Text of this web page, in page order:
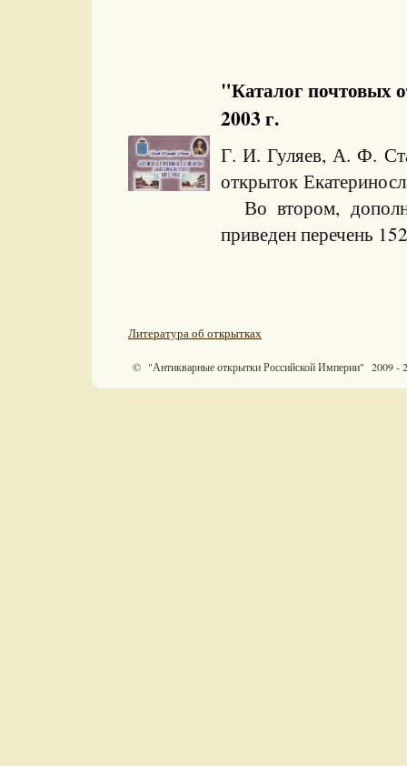
"Каталог почтовых
2003 г.
Г. И. Гуляев, А. Ф.
открыток
Во втором,
приведен перечень
Литература об открытках
© "Антикварные открытки Российской Империи" 2009 -